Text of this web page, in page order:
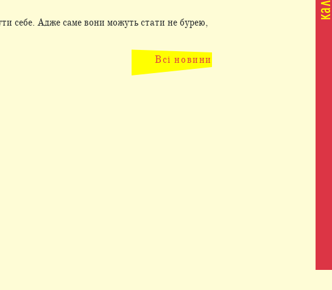
себе. Адже саме вони можуть стати не бурею,
Всі новини